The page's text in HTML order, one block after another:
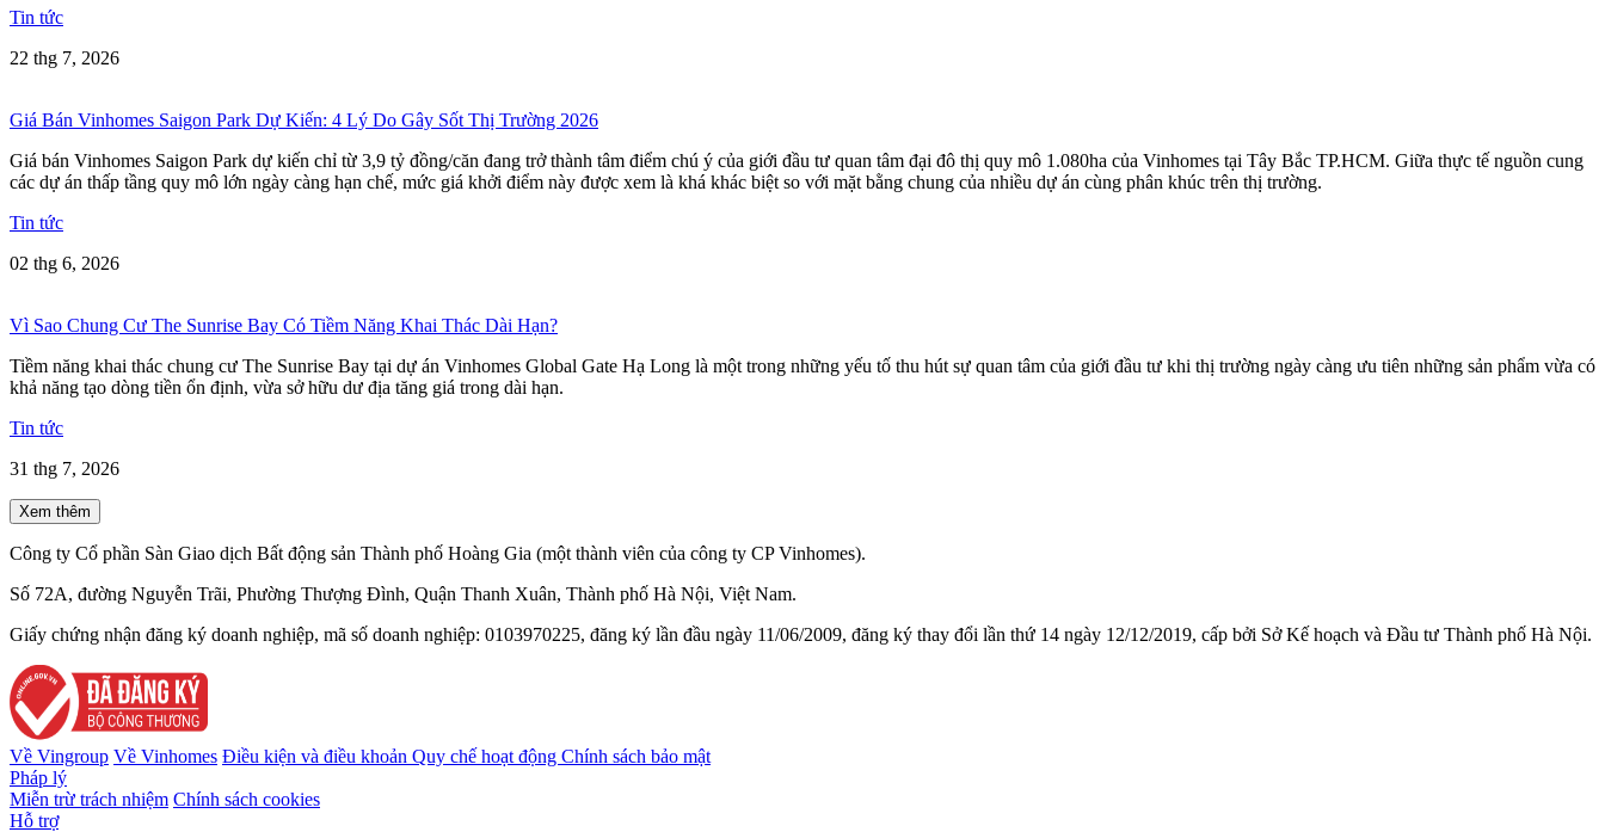
Tin tức
22 thg 7, 2026
Giá Bán Vinhomes Saigon Park Dự Kiến: 4 Lý Do Gây Sốt Thị Trường 2026
Giá bán Vinhomes Saigon Park dự kiến chỉ từ 3,9 tỷ đồng/căn đang trở thành tâm điểm chú ý của giới đầu tư quan tâm đại đô thị quy mô 1.080ha của Vinhomes tại Tây Bắc TP.HCM. Giữa thực tế nguồn cung
các dự án thấp tầng quy mô lớn ngày càng hạn chế, mức giá khởi điểm này được xem là khá khác biệt so với mặt bằng chung của nhiều dự án cùng phân khúc trên thị trường.
Tin tức
02 thg 6, 2026
Vì Sao Chung Cư The Sunrise Bay Có Tiềm Năng Khai Thác Dài Hạn?
Tiềm năng khai thác chung cư The Sunrise Bay tại dự án Vinhomes Global Gate Hạ Long là một trong những yếu tố thu hút sự quan tâm của giới đầu tư khi thị trường ngày càng ưu tiên những sản phẩm vừa có
khả năng tạo dòng tiền ổn định, vừa sở hữu dư địa tăng giá trong dài hạn.
Tin tức
31 thg 7, 2026
Xem thêm
Công ty Cổ phần Sàn Giao dịch Bất động sản Thành phố Hoàng Gia (một thành viên của công ty CP Vinhomes).
Số 72A, đường Nguyễn Trãi, Phường Thượng Đình, Quận Thanh Xuân, Thành phố Hà Nội, Việt Nam.
Giấy chứng nhận đăng ký doanh nghiệp, mã số doanh nghiệp: 0103970225, đăng ký lần đầu ngày 11/06/2009, đăng ký thay đổi lần thứ 14 ngày 12/12/2019, cấp bởi Sở Kế hoạch và Đầu tư Thành phố Hà Nội.
Về Vingroup Về Vinhomes Điều kiện và điều khoản Quy chế hoạt động Chính sách bảo mật
Pháp lý
Miễn trừ trách nhiệm Chính sách cookies
Hỗ trợ